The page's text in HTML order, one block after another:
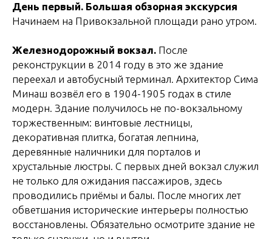
День первый. Большая обзорная экскурсия
Начинаем на Привокзальной площади рано утром.
Железнодорожный вокзал. После
реконструкции в 2014 году в это же здание
переехал и автобусный терминал. Архитектор Сима
Минаш возвёл его в 1904-1905 годах в стиле
модерн. Здание получилось не по-вокзальному
торжественным: винтовые лестницы,
декоративная плитка, богатая лепнина,
деревянные наличники для порталов и
хрустальные люстры. С первых дней вокзал служил
не только для ожидания пассажиров, здесь
проводились приёмы и балы. После многих лет
обветшания исторические интерьеры полностью
восстановлены. Обязательно осмотрите здание не